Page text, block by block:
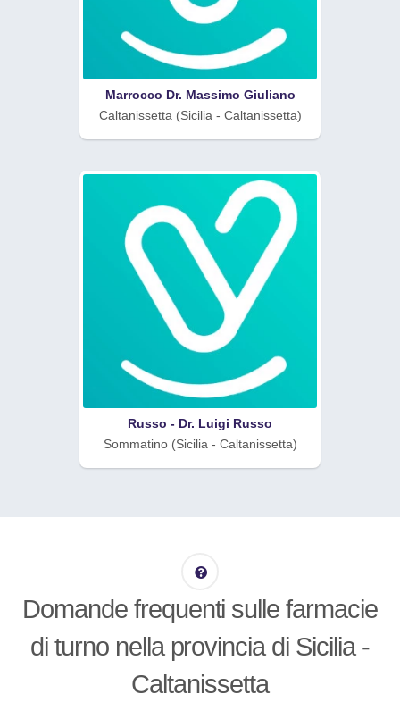
Marrocco Dr. Massimo Giuliano
Caltanissetta (Sicilia - Caltanissetta)
Russo - Dr. Luigi Russo
Sommatino (Sicilia - Caltanissetta)
Domande frequenti sulle farmacie
di turno nella provincia di Sicilia -
Caltanissetta